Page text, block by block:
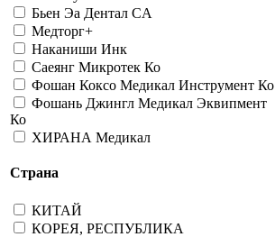
Бьен Эа Дентал CA
Медторг+
Наканиши Инк
Саеянг Микротек Ко
Фошан Коксо Медикал Инструмент Ко
Фошань Джингл Медикал Эквипмент
Ко
ХИРАНА Медикал
Страна
КИТАЙ
КОРЕЯ, РЕСПУБЛИКА